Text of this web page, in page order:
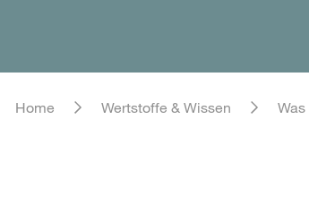
Home Wertstoffe & Wissen